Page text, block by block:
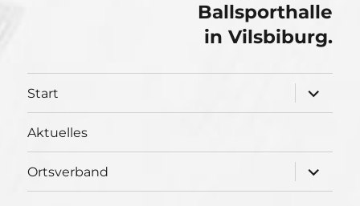
Ballsporthalle
in Vilsbiburg.
Start
öffnen
Aktuelles
Ortsverband
öffnen